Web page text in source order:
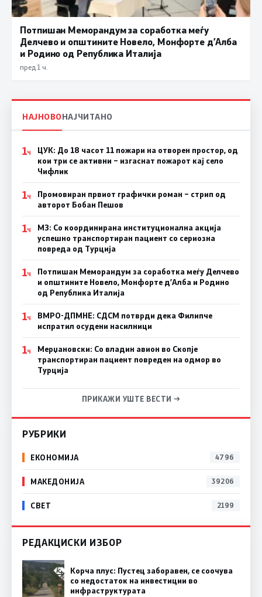
Потпишан Меморандум за соработка меѓу
Делчево и општините Новело, Монфорте д’Алба
и Родино од Република Италија
пред 1 ч.
НАЈНОВОНАЈЧИТАНО
1Ч
ЦУК: До 18 часот 11 пожари на отворен простор, од
кои три се активни – изгаснат пожарот кај село
Чифлик
1Ч
Промовиран првиот графички роман – стрип од
авторот Бобан Пешов
1Ч
МЗ: Со координирана институционална акција
успешно транспортиран пациент со сериозна
повреда од Турција
1Ч
Потпишан Меморандум за соработка меѓу Делчево
и општините Новело, Монфорте д’Алба и Родино
од Република Италија
1Ч
ВМРО-ДПМНЕ: СДСM потврди дека Филипче
испратил осудени насилници
1Ч
Мерџановски: Со владин авион во Скопје
транспортиран пациент повреден на одмор во
Турција
ПРИКАЖИ УШТЕ ВЕСТИ →
РУБРИКИ
ЕКОНОМИЈА 4796
МАКЕДОНИЈА 39206
СВЕТ 2199
РЕДАКЦИСКИ ИЗБОР
Корча плус: Пустец заборавен, се соочува
со недостаток на инвестиции во
инфраструктурата